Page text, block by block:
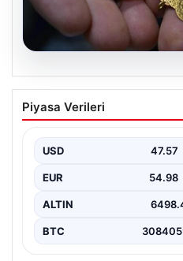
05.08.2026
14 Nisan 2026 Altın
Durum Ve Analizler
çeken altın piyasası,
Piyasa Verileri
USD 47.57
EUR 54.98
ALTIN
BTC